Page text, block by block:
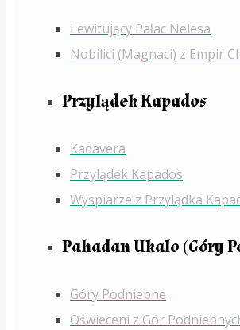
Lewitujący Pałac Nelesa
Nobilici (Magnaci) z Empir
Przylądek Kapados
Kadavera
Przylądek Kapados
Wyspiarze z Przylądka
Pahadan Ukalo (Góry
Góry Podniebne
Oświeceni z Gór